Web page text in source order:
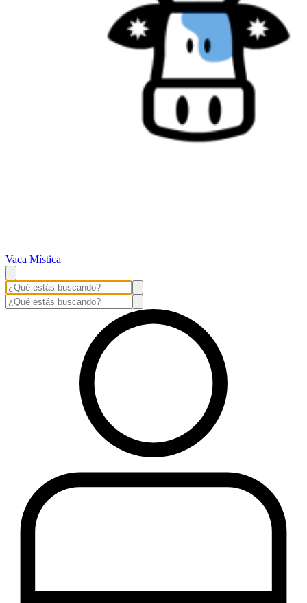
Vaca Mística